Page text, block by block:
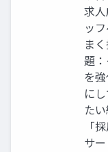
求
ッ
ま
題
を
に
た
「
サ